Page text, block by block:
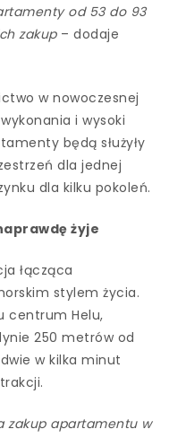
od 53 do 93
zakup – dodaje
w nowoczesnej
i wysoki
będą służyły
dla jednej
dla kilku pokoleń.
żyje
łącząca
stylem życia.
centrum Helu,
250 metrów od
w kilka minut
zakup apartamentu w